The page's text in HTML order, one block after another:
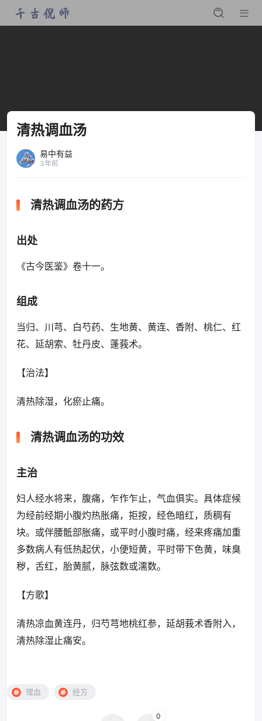
清热调血汤
易中有益
3年前
清热调血汤的药方
出处
《古今医鉴》卷十一。
组成
当归、川芎、白芍药、生地黄、黄连、香附、桃仁、红
花、延胡索、牡丹皮、蓬莪术。
【治法】
清热除湿，化瘀止痛。
清热调血汤的功效
主治
妇人经水将来，腹痛，乍作乍止，气血俱实。具体症候
为经前经期小腹灼热胀痛，拒按，经色暗红，质稠有
块。或伴腰骶部胀痛，或平时小腹时痛，经来疼痛加重
多数病人有低热起伏，小便短黄，平时带下色黄，味臭
秽，舌红，胎黄腻，脉弦数或濡数。
【方歌】
清热凉血黄连丹，归芍芎地桃红参，延胡莪术香附入，
清热除湿止痛安。
理血 经方
0